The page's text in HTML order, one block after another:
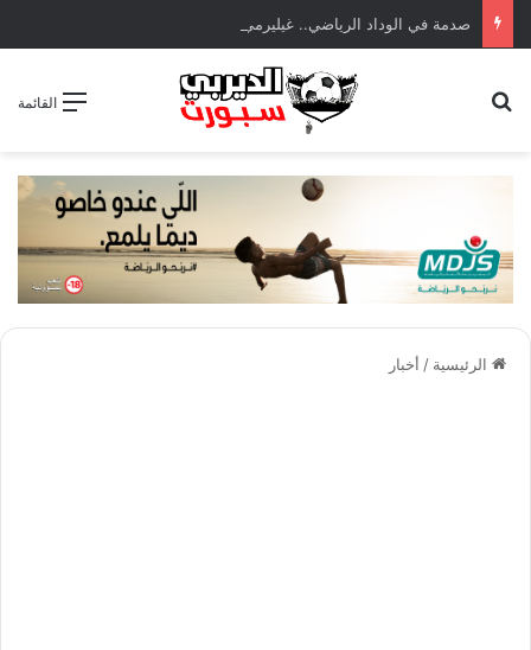
القائمة
الرئيسية / أخبار